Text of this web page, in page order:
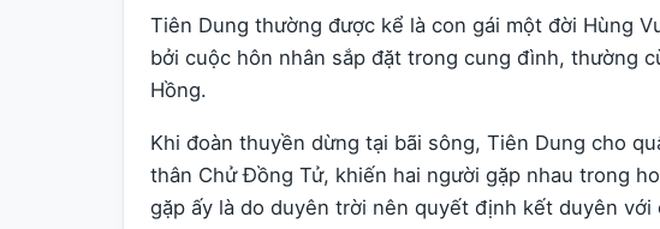
Tiên Dung thường được kể là con gái một đời Hùng
bởi cuộc hôn nhân sắp đặt trong cung đình, thường
Hồng.
Khi đoàn thuyền dừng tại bãi sông, Tiên Dung cho
thân Chử Đồng Tử, khiến hai người gặp nhau trong
gặp ấy là do duyên trời nên quyết định kết duyên với